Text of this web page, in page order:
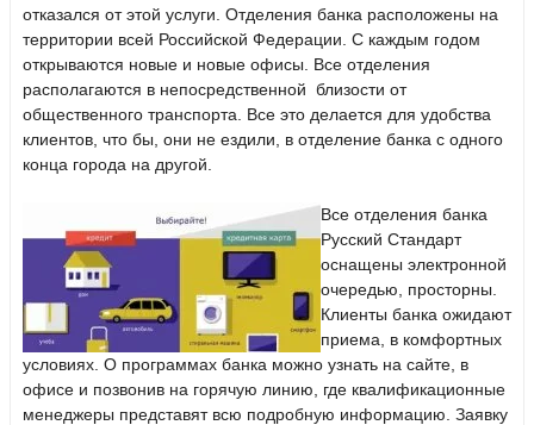
отказался от этой услуги. Отделения банка расположены на
территории всей Российской Федерации. С каждым годом
открываются новые и новые офисы. Все отделения
располагаются в непосредственной близости от
общественного транспорта. Все это делается для удобства
клиентов, что бы, они не ездили, в отделение банка с одного
конца города на другой.
Все отделения банка
Русский Стандарт
оснащены электронной
очередью, просторны.
Клиенты банка ожидают
приема, в комфортных
условиях. О программах банка можно узнать на сайте, в
офисе и позвонив на горячую линию, где квалификационные
менеджеры представят всю подробную информацию. Заявку